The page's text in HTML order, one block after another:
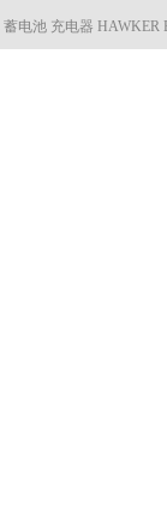
蓄电池 充电器 HAWKER